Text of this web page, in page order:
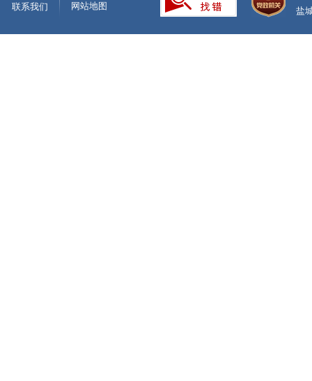
联系我们 网站地图 盐